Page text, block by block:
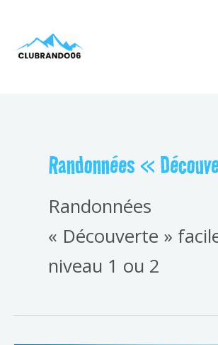
contenu
Randonnées «
Randonnées
« Découverte »
niveau 1 ou 2
publications